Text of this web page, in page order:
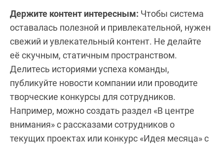
Держите контент интересным: Чтобы система
оставалась полезной и привлекательной, нужен
свежий и увлекательный контент. Не делайте
её скучным, статичным пространством.
Делитесь историями успеха команды,
публикуйте новости компании или проводите
творческие конкурсы для сотрудников.
Например, можно создать раздел «В центре
внимания» с рассказами сотрудников о
текущих проектах или конкурс «Идея месяца» с